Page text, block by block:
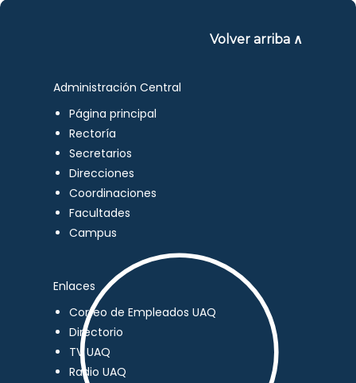
Volver arriba ∧
Administración Central
Página principal
Rectoría
Secretarios
Direcciones
Coordinaciones
Facultades
Campus
Enlaces
Correo de Empleados UAQ
Directorio
TV UAQ
Radio UAQ